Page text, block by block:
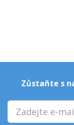
Zůstaňte s